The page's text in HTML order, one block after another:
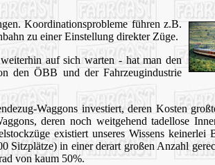
Koordinationsprobleme führen z.B.
zu einer Einstellung direkter Züge.
auf sich warten - hat man den
den ÖBB und der Fahrzeugindustrie
Waggons investiert, deren Kosten
deren noch weitgehend tadellose
existiert unseres Wissens keinerlei
Sitzplätze) in einer derart großen Anzahl
von kaum 50%.